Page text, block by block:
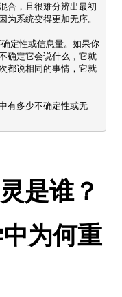
合，且很难分辨出最初
为系统变得更加无序。
定性或信息量。如果你
确定它会说什么，它就
都说相同的事情，它就
有多少不确定性或无
是谁？
为何重